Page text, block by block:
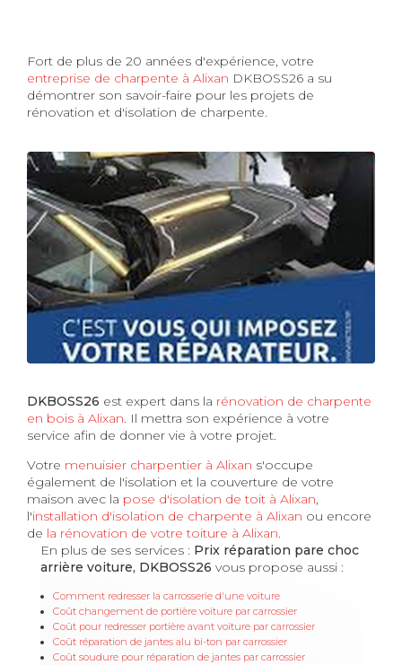
Fort de plus de 20 années d'expérience, votre
entreprise de charpente à Alixan DKBOSS26 a su
démontrer son savoir-faire pour les projets de
rénovation et d'isolation de charpente.
DKBOSS26 est expert dans la rénovation de charpente
en bois à Alixan. Il mettra son expérience à votre
service afin de donner vie à votre projet.
Votre menuisier charpentier à Alixan s'occupe
également de l'isolation et la couverture de votre
maison avec la pose d'isolation de toit à Alixan,
l'installation d'isolation de charpente à Alixan ou encore
de la rénovation de votre toiture à Alixan.
En plus de ses services : Prix réparation pare choc
arrière voiture, DKBOSS26 vous propose aussi :
Comment redresser la carrosserie d'une voiture
Coût changement de portière voiture par carrossier
Coût pour redresser portière avant voiture par carrossier
Coût réparation de jantes alu bi-ton par carrossier
Coût soudure pour réparation de jantes par carrossier